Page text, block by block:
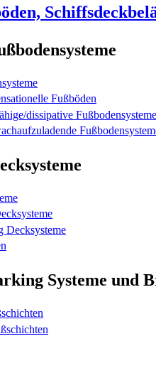
Fußböden
dissipative Fußbodensysteme
Decksysteme
Systeme und